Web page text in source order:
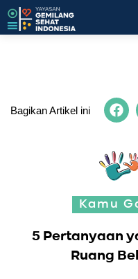
Bagikan Artikel ini
Kamu
5 Pertanyaan
Ruang